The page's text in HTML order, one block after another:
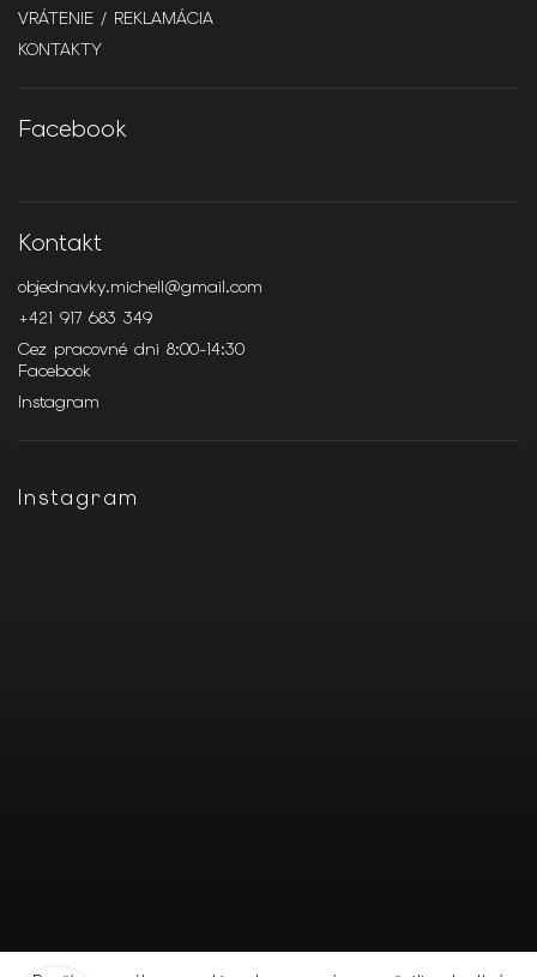
VRÁTENIE / REKLAMÁCIA
KONTAKTY
Facebook
Kontakt
objednavky.michell@gmail.com
+421 917 683 349
Cez pracovné dni 8:00-14:30
Facebook
Instagram
Instagram